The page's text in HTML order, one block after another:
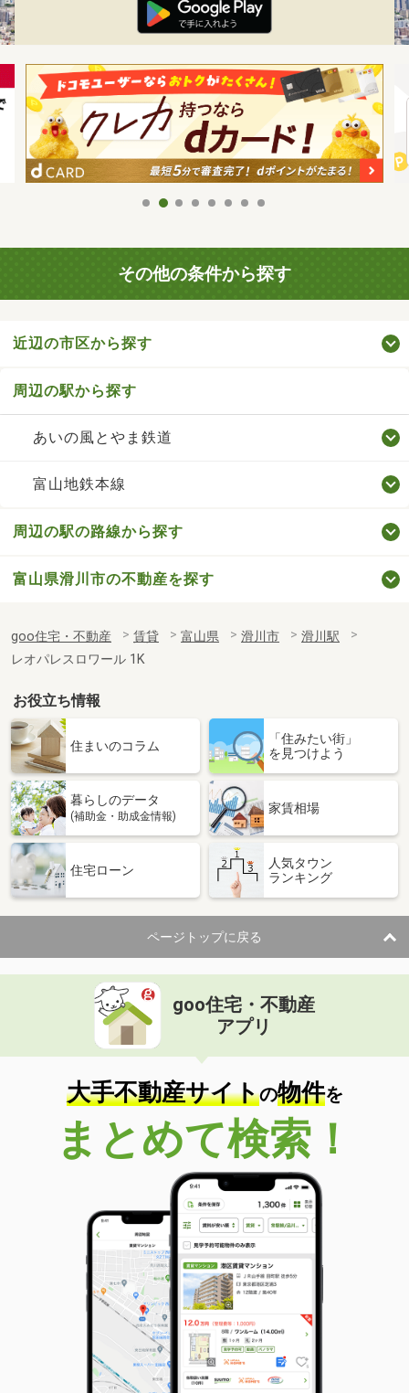
その他の条件から探す
近辺の市区から探す
周辺の駅から探す
あいの風とやま鉄道
富山地鉄本線
周辺の駅の路線から探す
富山県滑川市の不動産を探す
goo住宅・不動産 賃貸 富山県 滑川市
滑川駅
レオパレスロワール 1K
お役立ち情報
住まいのコラム
「住みたい街」
を見つけよう
暮らしのデータ
(補助金・助成金情報)
家賃相場
住宅ローン
人気タウン
ランキング
ページトップに戻る
goo住宅・不動産
アプリ
大手不動産サイトの物件を
まとめて検索！